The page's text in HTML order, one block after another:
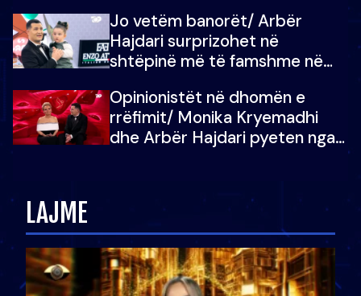
çoja luftën time deri në fund
Jo vetëm banorët/ Arbër
Hajdari surprizohet në
shtëpinë më të famshme në
vajzën e tij
Opinionistët në dhomën e
rrëfimit/ Monika Kryemadhi
dhe Arbër Hajdari pyeten nga
LAJME